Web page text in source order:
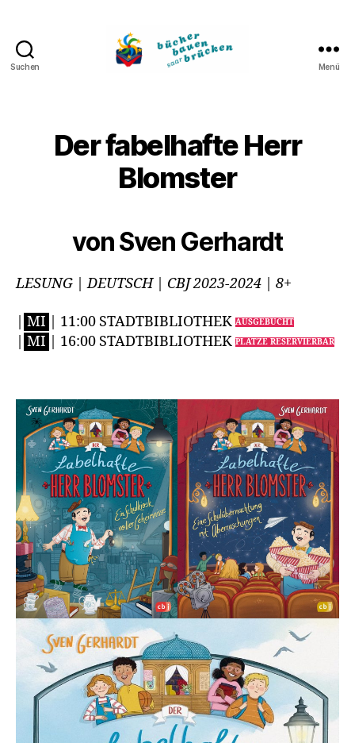
Suchen Menü
Der fabelhafte Herr
Blomster
von Sven Gerhardt
LESUNG | DEUTSCH | CBJ 2023-2024 | 8+
| MI | 11:00 STADTBIBLIOTHEK AUSGEBUCHT
| MI | 16:00 STADTBIBLIOTHEK PLÄTZE RESERVIERBAR